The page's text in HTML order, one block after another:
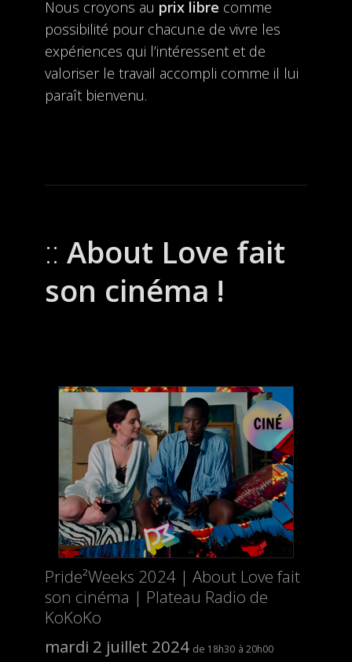
Nous croyons au prix libre comme
possibilité pour chacun.e de vivre les
expériences qui l’intéressent et de
valoriser le travail accompli comme il lui
paraît bienvenu.
About Love fait
son cinéma !
Pride²Weeks 2024 | About Love fait
son cinéma | Plateau Radio de
KoKoKo
mardi 2 juillet 2024
18h30 20h00